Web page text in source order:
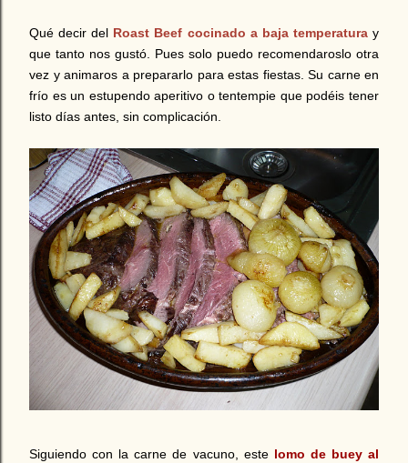
Qué decir del Roast Beef cocinado a baja temperaturay
que tanto nos gustó. Pues solo puedo recomendaroslo otra
vez y animaros a prepararlo para estas fiestas. Su carne en
frío es un estupendo aperitivo o tentempie que podéis tener
listo días antes, sin complicación.
Siguiendo con la carne de vacuno, este lomo de buey al